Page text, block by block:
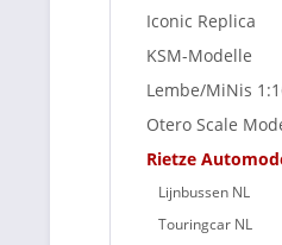
Iconic Replica
KSM-Modelle
Lembe/MiNis
Otero Scale
Rietze
Lijnbussen NL
Touringcar NL